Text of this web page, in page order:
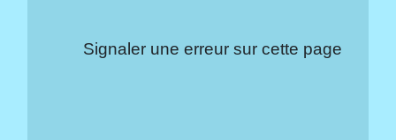
Signaler une erreur sur cette page